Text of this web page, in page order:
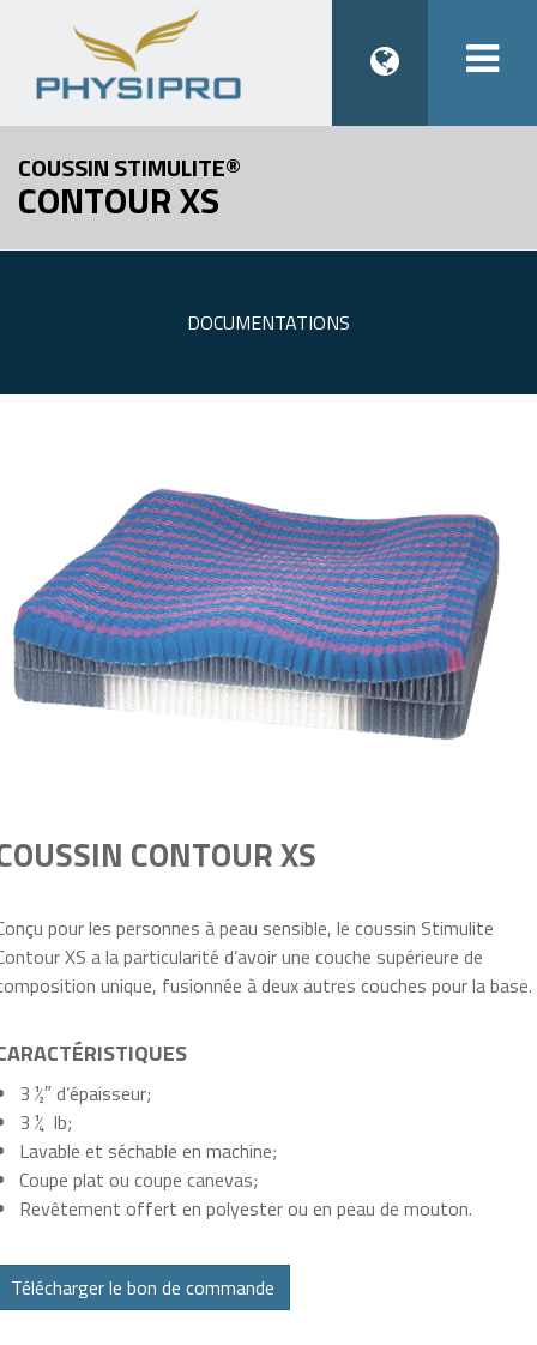
COUSSIN STIMULITE®
CONTOUR XS
DOCUMENTATIONS
CONTOUR XS
pour les personnes à peau sensible, le coussin Stimulite
XS a la particularité d’avoir une couche supérieure de
unique, fusionnée à deux autres couches pour la base.
3 ½″ d’épaisseur;
3 ¼ lb;
Lavable et séchable en machine;
Coupe plat ou coupe canevas;
Revêtement offert en polyester ou en peau de mouton.
Télécharger le bon de commande